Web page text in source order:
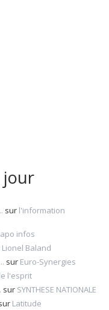
jour
sur l'information
infos
Lionel Baland
sur Euro-Synergies
l'esprit
sur SYNTHESE NATIONALE
Latitude